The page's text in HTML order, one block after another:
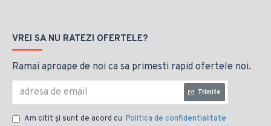
VREI SA NU RATEZI OFERTELE?
Ramai aproape de noi ca sa primesti rapid ofertele noi.
Trimite
Am citit şi sunt de acord cu Politica de confidentialitate